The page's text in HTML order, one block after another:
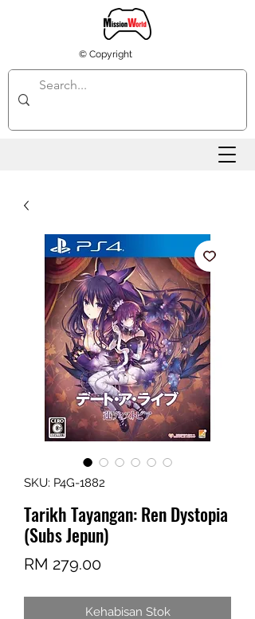
© Copyright
SKU: P4G-1882
Tarikh Tayangan: Ren Dystopia
(Subs Jepun)
RM 279.00Harga
Kehabisan Stok